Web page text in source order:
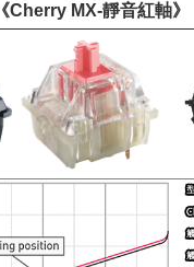
《Cherry MX-靜音紅軸》